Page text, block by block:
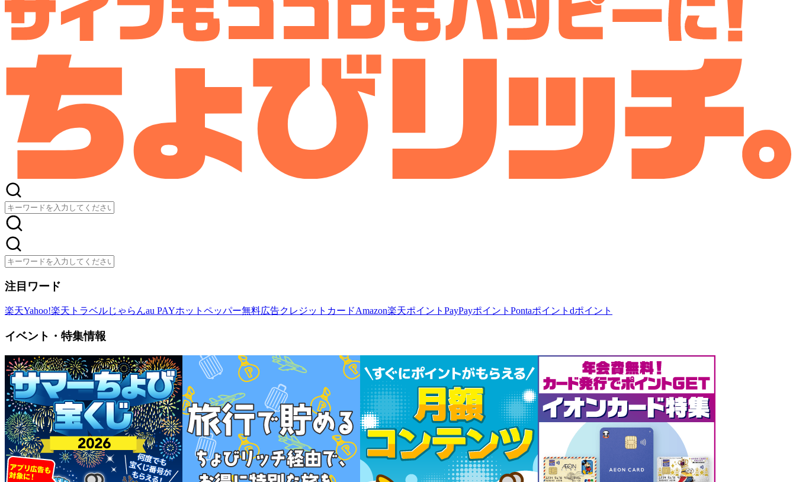
注目ワード
楽天Yahoo!楽天トラベルじゃらんau PAYホットペッパー無料広告クレジットカードAmazon楽天ポイント PayPayポイント Pontaポイント dポイント
イベント・特集情報